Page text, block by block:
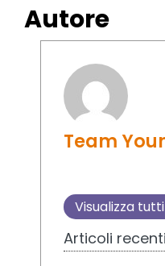
Autore
Team
Visualizza
Articoli recenti